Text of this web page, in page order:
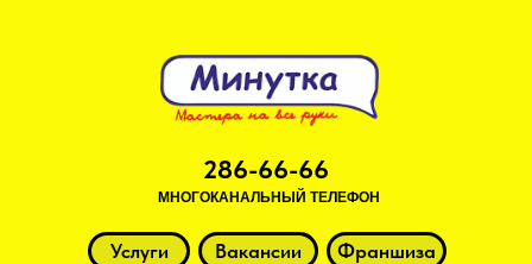
286-66-66
МНОГОКАНАЛЬНЫЙ ТЕЛЕФОН
Услуги Вакансии Франшиза